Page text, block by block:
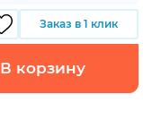
Заказ в 1 клик
В корзину